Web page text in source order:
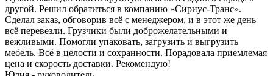
другой. Решил обратиться в компанию «Сириус-Транс».
Сделал заказ, обговорив всё с менеджером, и в этот же день
всё перевезли. Грузчики были доброжелательными и
вежливыми. Помогли упаковать, загрузить и выгрузить
мебель. Всё в целости и сохранности. Порадовала приемлемая
цена и скорость доставки. Рекомендую!